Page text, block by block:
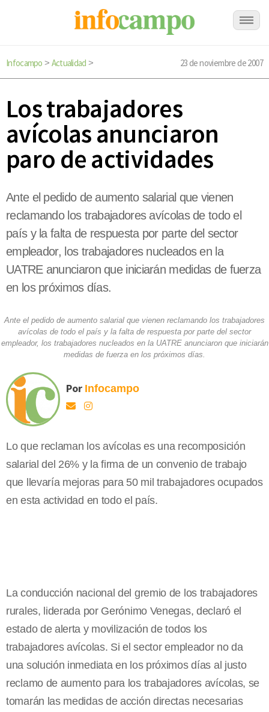
Infocampo > Actualidad > 23 de noviembre de 2007
Los trabajadores
avícolas anunciaron
paro de actividades
Ante el pedido de aumento salarial que vienen
reclamando los trabajadores avícolas de todo el
país y la falta de respuesta por parte del sector
empleador, los trabajadores nucleados en la
UATRE anunciaron que iniciarán medidas de fuerza
en los próximos días.
Ante el pedido de aumento salarial que vienen reclamando los trabajadores
avícolas de todo el país y la falta de respuesta por parte del sector
empleador, los trabajadores nucleados en la UATRE anunciaron que iniciarán
medidas de fuerza en los próximos días.
Por Infocampo
Lo que reclaman los avícolas es una recomposición
salarial del 26% y la firma de un convenio de trabajo
que llevaría mejoras para 50 mil trabajadores ocupados
en esta actividad en todo el país.
La conducción nacional del gremio de los trabajadores
rurales, liderada por Gerónimo Venegas, declaró el
estado de alerta y movilización de todos los
trabajadores avícolas. Si el sector empleador no da
una solución inmediata en los próximos días al justo
reclamo de aumento para los trabajadores avícolas, se
tomarán las medidas de acción directas necesarias